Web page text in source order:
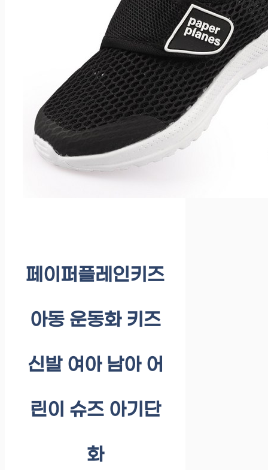
페이퍼플레인키즈
아동 운동화 키즈
신발 여아 남아 어
린이 슈즈 아기단
화